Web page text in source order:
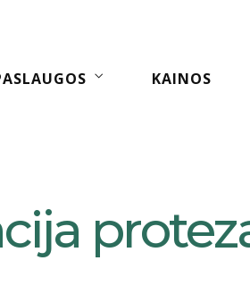
KAINOS